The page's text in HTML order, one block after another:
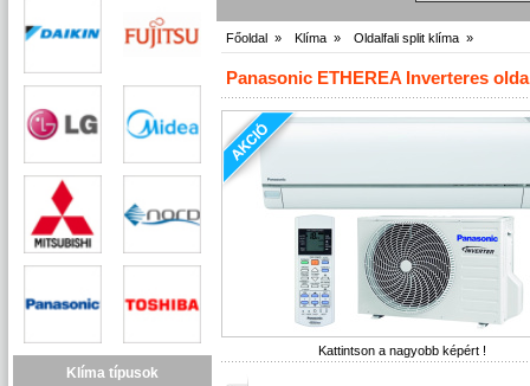
Klíma típusok
Főoldal » Klíma » Oldalfali split klíma »
Panasonic ETHEREA Inverteres
Kattintson a nagyobb képért !